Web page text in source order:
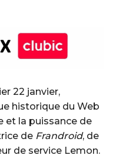
22 janvier,
historique du Web
et la puissance de
de Frandroid, de
de service Lemon.